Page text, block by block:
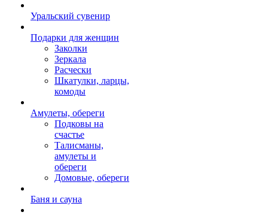
Уральский сувенир
Подарки для женщин
Заколки
Зеркала
Расчески
Шкатулки, ларцы,
комоды
Амулеты, обереги
Подковы на
счастье
Талисманы,
амулеты и
обереги
Домовые, обереги
Баня и сауна